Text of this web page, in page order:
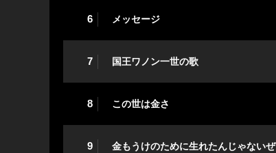
6 メッセージ
7 国王ワノン一世の歌
8 この世は金さ
9 金もうけのために生れたんじゃないぜ